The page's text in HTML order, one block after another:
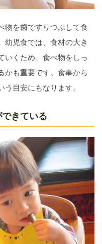
物を歯ですりつぶして食
幼児食では、食材の大き
いくため、食べ物をしっ
かも重要です。食事から
目安にもなります。
きている